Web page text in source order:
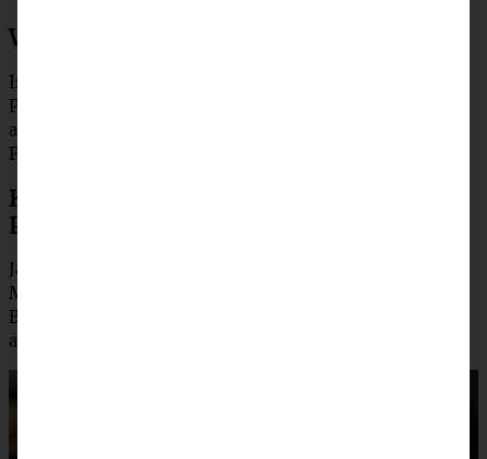
Wie lange sind die Plätzchen haltbar?
In einer gut verschließbaren Keksdose halten sich diese
Plätzchen (theoretisch!) drei Wochen. Hier sind sie
allerdings immer in Windeseile weggefuttert, weil meine
Familie sie so sehr liebt!
Kann man diese leckeren Walnuss-
Plätzchen aus glutenfrei backen?
Ja, das geht ganz unkompliziert mit einer glutenfreien
Mehlmischung. Dann ist es aber sinnvoll, etwas mehr
Butter zuzufügen, da die glutenfreien Mehle schneller
austrocknen.